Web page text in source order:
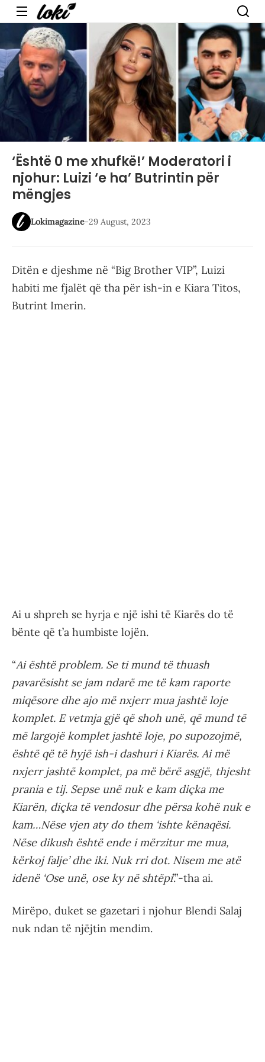
Menu
‘Është 0 me xhufkë!’ Moderatori i
njohur: Luizi ‘e ha’ Butrintin për
mëngjes
Lokimagazine-29 August, 2023
Ditën e djeshme në “Big Brother VIP”, Luizi
habiti me fjalët që tha për ish-in e Kiara Titos,
Butrint Imerin.
Ai u shpreh se hyrja e një ishi të Kiarës do të
bënte që t’a humbiste lojën.
“Ai është problem. Se ti mund të thuash
pavarësisht se jam ndarë me të kam raporte
miqësore dhe ajo më nxjerr mua jashtë loje
komplet. E vetmja gjë që shoh unë, që mund të
më largojë komplet jashtë loje, po supozojmë,
është që të hyjë ish-i dashuri i Kiarës. Ai më
nxjerr jashtë komplet, pa më bërë asgjë, thjesht
prania e tij. Sepse unë nuk e kam diçka me
Kiarën, diçka të vendosur dhe përsa kohë nuk e
kam…Nëse vjen aty do them ‘ishte kënaqësi.
Nëse dikush është ende i mërzitur me mua,
kërkoj falje’ dhe iki. Nuk rri dot. Nisem me atë
idenë ‘Ose unë, ose ky në shtëpi’.”-tha ai.
Mirëpo, duket se gazetari i njohur Blendi Salaj
nuk ndan të njëjtin mendim.